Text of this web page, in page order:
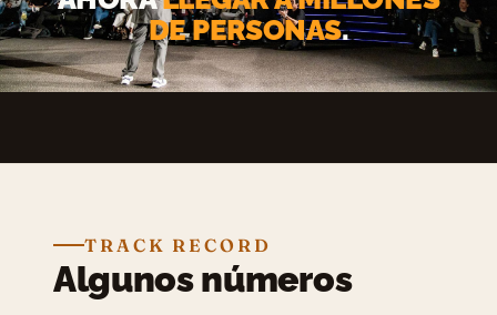
DE PERSONAS.
TRACK RECORD
Algunos números